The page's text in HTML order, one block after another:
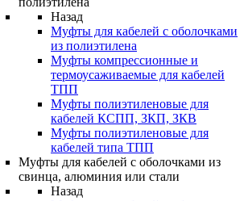
Назад
Муфты для кабелей с оболочками
из полиэтилена
Муфты компрессионные и
термоусаживаемые для кабелей
ТПП
Муфты полиэтиленовые для
кабелей КСПП, ЗКП, ЗКВ
Муфты полиэтиленовые для
кабелей типа ТПП
Муфты для кабелей с оболочками из
свинца, алюминия или стали
Назад